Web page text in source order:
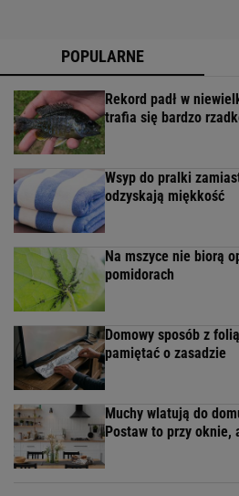
POPULARNE
Rekord padł w
trafia się bardzo
Wsyp do pralki
odzyskają miękkość
Na mszyce nie biorą
pomidorach
Domowy sposób z
pamiętać o zasadzie
Muchy wlatują do
Postaw to przy oknie,